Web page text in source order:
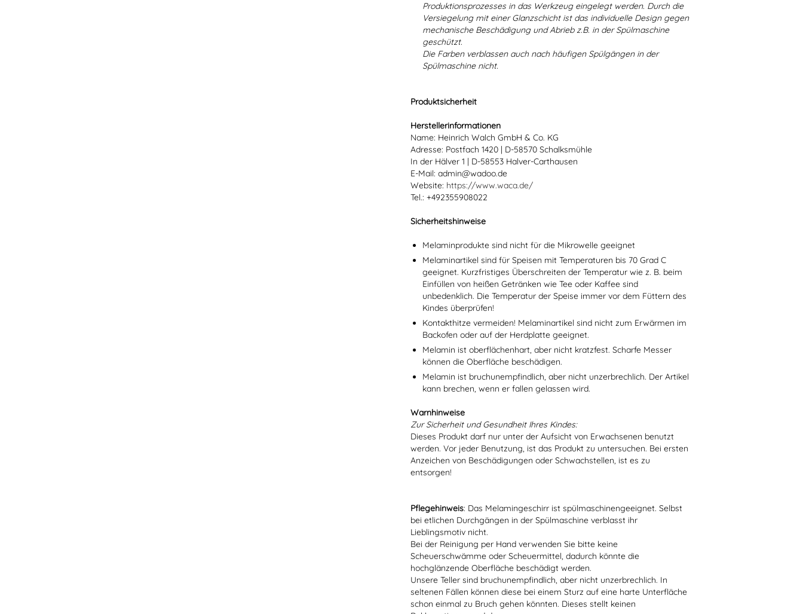
Produktionsprozesses in das Werkzeug eingelegt werden. Durch die
Versiegelung mit einer Glanzschicht ist das individuelle Design gegen
mechanische Beschädigung und Abrieb z.B. in der Spülmaschine
geschützt.
Die Farben verblassen auch nach häufigen Spülgängen in der
Spülmaschine nicht.
Produktsicherheit
Herstellerinformationen
Name: Heinrich Walch GmbH & Co. KG
Adresse: Postfach 1420 | D-58570 Schalksmühle
In der Hälver 1 | D-58553 Halver-Carthausen
E-Mail: admin@wadoo.de
Website: https://www.waca.de/
Tel.: +492355908022
Sicherheitshinweise
Melaminprodukte sind nicht für die Mikrowelle geeignet
Melaminartikel sind für Speisen mit Temperaturen bis 70 Grad C
geeignet. Kurzfristiges Überschreiten der Temperatur wie z. B. beim
Einfüllen von heißen Getränken wie Tee oder Kaffee sind
unbedenklich. Die Temperatur der Speise immer vor dem Füttern des
Kindes überprüfen!
Kontakthitze vermeiden! Melaminartikel sind nicht zum Erwärmen im
Backofen oder auf der Herdplatte geeignet.
Melamin ist oberflächenhart, aber nicht kratzfest. Scharfe Messer
können die Oberfläche beschädigen.
Melamin ist bruchunempfindlich, aber nicht unzerbrechlich. Der Artikel
kann brechen, wenn er fallen gelassen wird.
Warnhinweise
Zur Sicherheit und Gesundheit Ihres Kindes:
Dieses Produkt darf nur unter der Aufsicht von Erwachsenen benutzt
werden. Vor jeder Benutzung, ist das Produkt zu untersuchen. Bei ersten
Anzeichen von Beschädigungen oder Schwachstellen, ist es zu
entsorgen!
Pflegehinweis: Das Melamingeschirr ist spülmaschinengeeignet. Selbst
bei etlichen Durchgängen in der Spülmaschine verblasst ihr
Lieblingsmotiv nicht.
Bei der Reinigung per Hand verwenden Sie bitte keine
Scheuerschwämme oder Scheuermittel, dadurch könnte die
hochglänzende Oberfläche beschädigt werden.
Unsere Teller sind bruchunempfindlich, aber nicht unzerbrechlich. In
seltenen Fällen können diese bei einem Sturz auf eine harte Unterfläche
schon einmal zu Bruch gehen könnten. Dieses stellt keinen